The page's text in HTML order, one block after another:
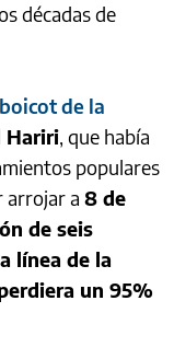
décadas de
boicot de la
Hariri, que había
populares
arrojar a 8 de
de seis
línea de la
un 95%